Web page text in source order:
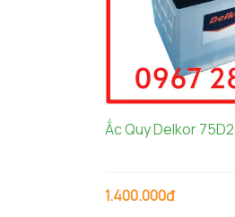
Ắc Quy Delkor
1.400.000đ